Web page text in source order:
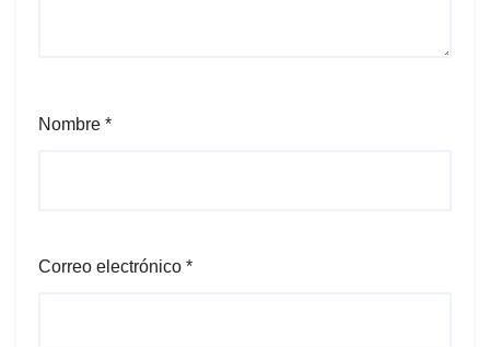
Nombre *
Correo electrónico *